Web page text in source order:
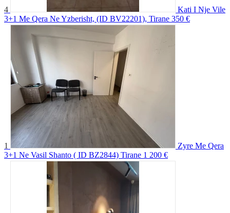
4
Kati I Nje Vile
3+1 Me Qera Ne Yzberisht, (ID BV22201), Tirane 350 €
1
Zyre Me Qera
3+1 Ne Vasil Shanto ( ID BZ2844) Tirane 1 200 €